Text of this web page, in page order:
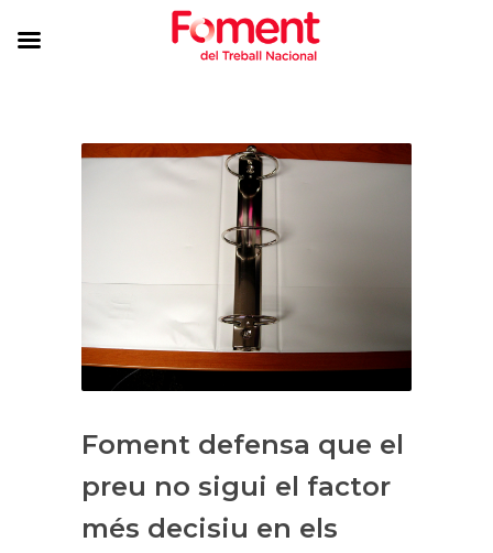
Foment defensa que el
preu no sigui el factor
més decisiu en els